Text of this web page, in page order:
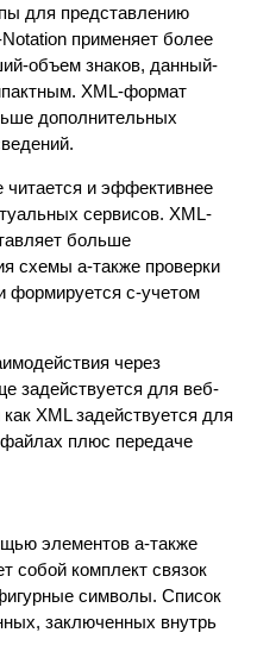
для представлению
применяет более
объем знаков, данный-
XML-формат
дополнительных
читается и эффективнее
сервисов. XML-
больше
схемы а-также проверки
формируется с-учетом
через
задействуется для веб-
XML задействуется для
плюс передаче
элементов а-также
собой комплект связок
символы. Список
заключенных внутрь